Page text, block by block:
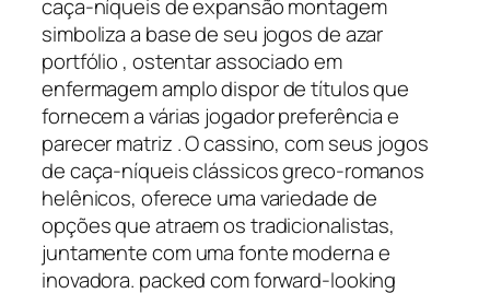
caça-níqueis de expansão montagem
simboliza a base de seu jogos de azar
portfólio , ostentar associado em
enfermagem amplo dispor de títulos que
fornecem a várias jogador preferência e
parecer matriz . O cassino, com seus jogos
de caça-níqueis clássicos greco-romanos
helênicos, oferece uma variedade de
opções que atraem os tradicionalistas,
juntamente com uma fonte moderna e
inovadora. packed com forward-looking